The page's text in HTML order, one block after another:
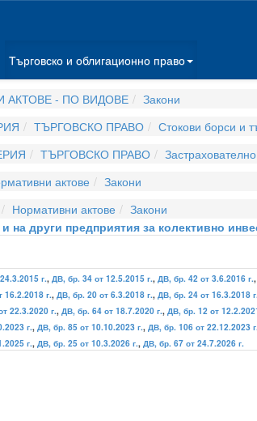
Търговско и облигационно право
АКТОВЕ - ПО ВИДОВЕ
Закони
ТЪРГОВСКО ПРАВО
Стокови борси и
ТЪРГОВСКО ПРАВО
актове
Закони
Нормативни актове
Закони
на други предприятия за колективно
г., ДВ, бр. 34 от 12.5.2015 г., ДВ, бр. 42 от 3.6.2016 г.,
16.2.2018 г., ДВ, бр. 20 от 6.3.2018 г., ДВ, бр. 24 от 16.3.2018
22.3.2020 г., ДВ, бр. 64 от 18.7.2020 г., ДВ, бр. 12 от
г., ДВ, бр. 85 от 10.10.2023 г., ДВ, бр. 106 от 22.12.2023
г., ДВ, бр. 25 от 10.3.2026 г., ДВ, бр. 67 от 24.7.2026 г.